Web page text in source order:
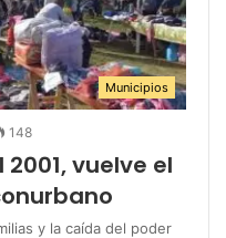
Municipios
148
vuelve el
y la caída del poder